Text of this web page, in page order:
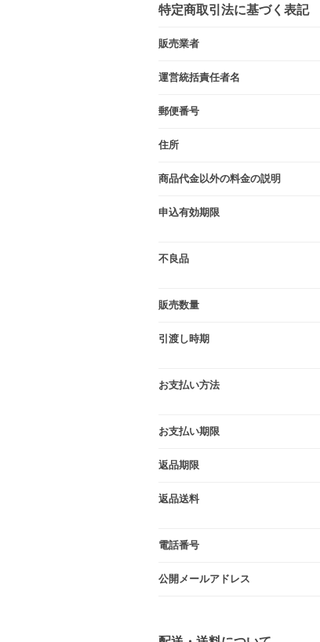
特定商取引法に基づく表記
販売業者
運営統括責任者名
郵便番号
住所
商品代金以外の料金の説明
申込有効期限
不良品
販売数量
引渡し時期
お支払い方法
お支払い期限
返品期限
返品送料
電話番号
公開メールアドレス